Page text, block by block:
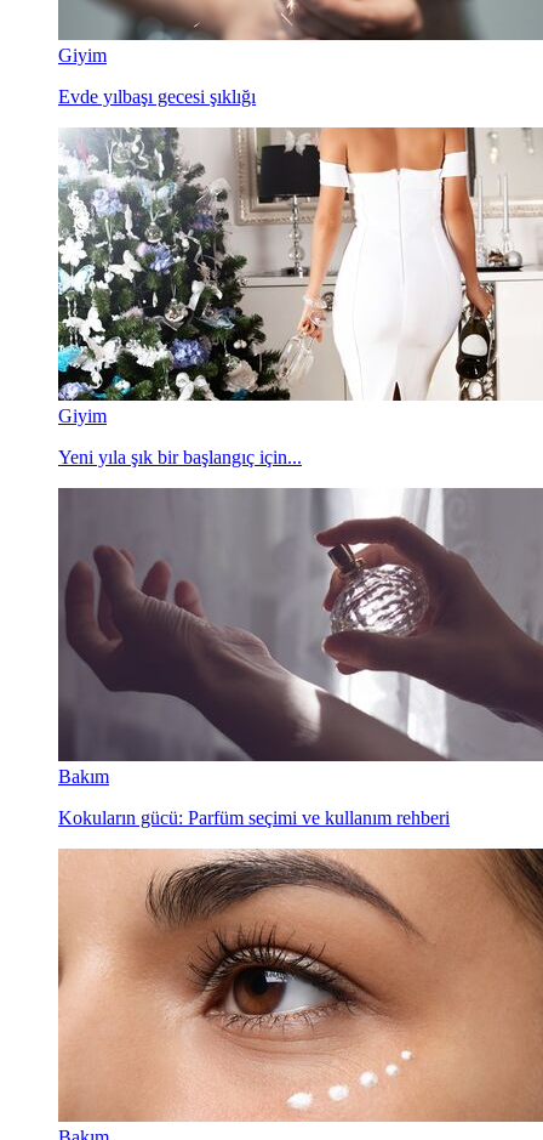
Giyim
Evde yılbaşı gecesi şıklığı
Giyim
Yeni yıla şık bir başlangıç için...
Bakım
Kokuların gücü: Parfüm seçimi ve kullanım rehberi